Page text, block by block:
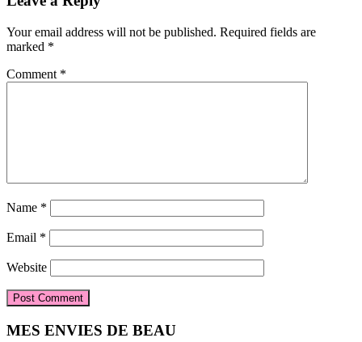
Your email address will not be published. Required fields are
marked *
Comment *
Name *
Email *
Website
Primary
MES ENVIES DE BEAU